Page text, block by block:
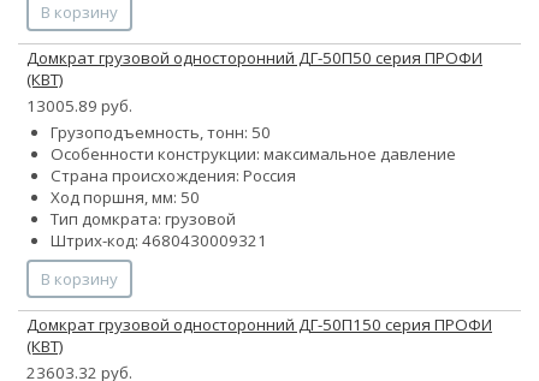
В корзину
Домкрат грузовой односторонний ДГ-50П50 серия ПРОФИ
(КВТ)
13005.89 руб.
Грузоподъемность, тонн: 50
Особенности конструкции: максимальное давление
Страна происхождения: Россия
Ход поршня, мм: 50
Тип домкрата: грузовой
Штрих-код: 4680430009321
В корзину
Домкрат грузовой односторонний ДГ-50П150 серия ПРОФИ
(КВТ)
23603.32 руб.